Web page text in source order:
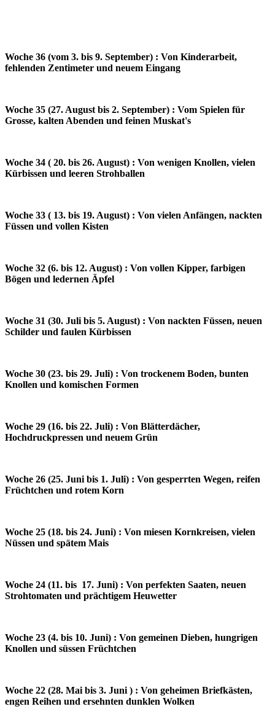
Woche 36 (vom 3. bis 9. September) : Von Kinderarbeit,
fehlenden Zentimeter und neuem Eingang
Woche 35 (27. August bis 2. September) : Vom Spielen für
Grosse, kalten Abenden und feinen Muskat's
Woche 34 ( 20. bis 26. August) : Von wenigen Knollen, vielen
Kürbissen und leeren Strohballen
Woche 33 ( 13. bis 19. August) : Von vielen Anfängen, nackten
Füssen und vollen Kisten
Woche 32 (6. bis 12. August) : Von vollen Kipper, farbigen
Bögen und ledernen Äpfel
Woche 31 (30. Juli bis 5. August) : Von nackten Füssen, neuen
Schilder und faulen Kürbissen
Woche 30 (23. bis 29. Juli) : Von trockenem Boden, bunten
Knollen und komischen Formen
Woche 29 (16. bis 22. Juli) : Von Blätterdächer,
Hochdruckpressen und neuem Grün
Woche 26 (25. Juni bis 1. Juli) : Von gesperrten Wegen, reifen
Früchtchen und rotem Korn
Woche 25 (18. bis 24. Juni) : Von miesen Kornkreisen, vielen
Nüssen und spätem Mais
Woche 24 (11. bis 17. Juni) : Von perfekten Saaten, neuen
Strohtomaten und prächtigem Heuwetter
Woche 23 (4. bis 10. Juni) : Von gemeinen Dieben, hungrigen
Knollen und süssen Früchtchen
Woche 22 (28. Mai bis 3. Juni ) : Von geheimen Briefkästen,
engen Reihen und ersehnten dunklen Wolken